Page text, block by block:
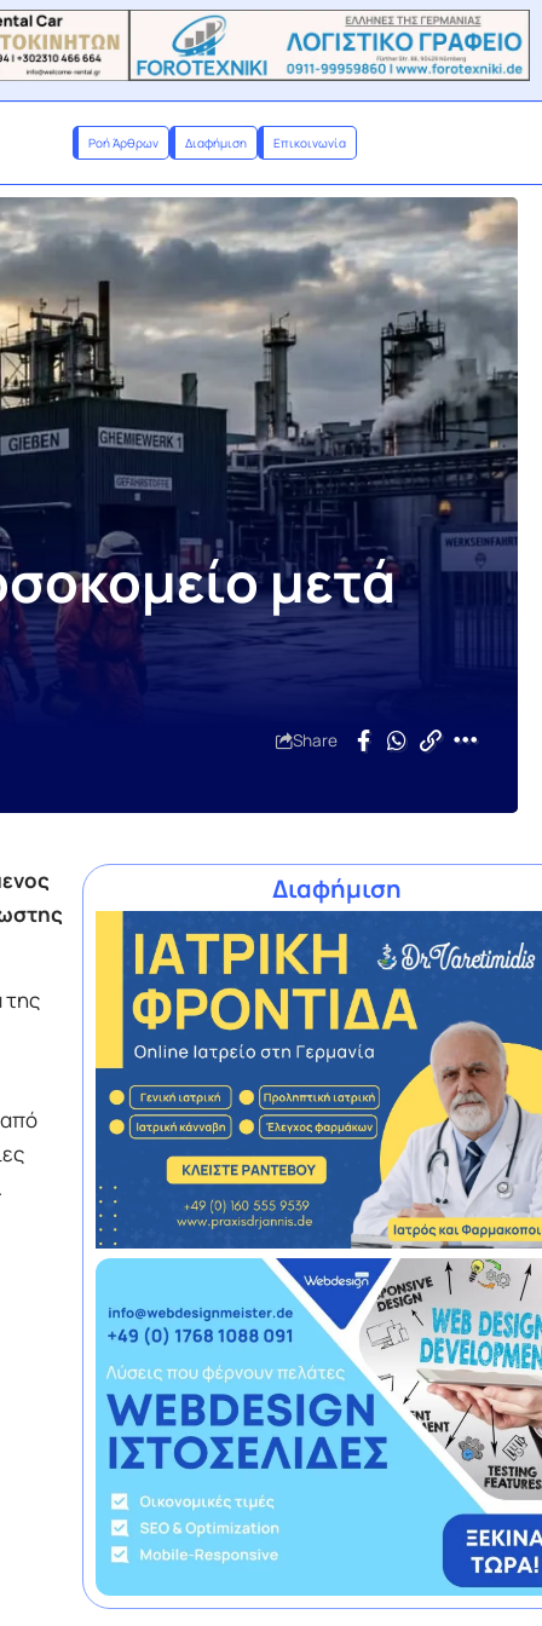
Ροή Άρθρων Διαφήμιση Επικοινωνία
μετά
Share
της
Διαφήμιση